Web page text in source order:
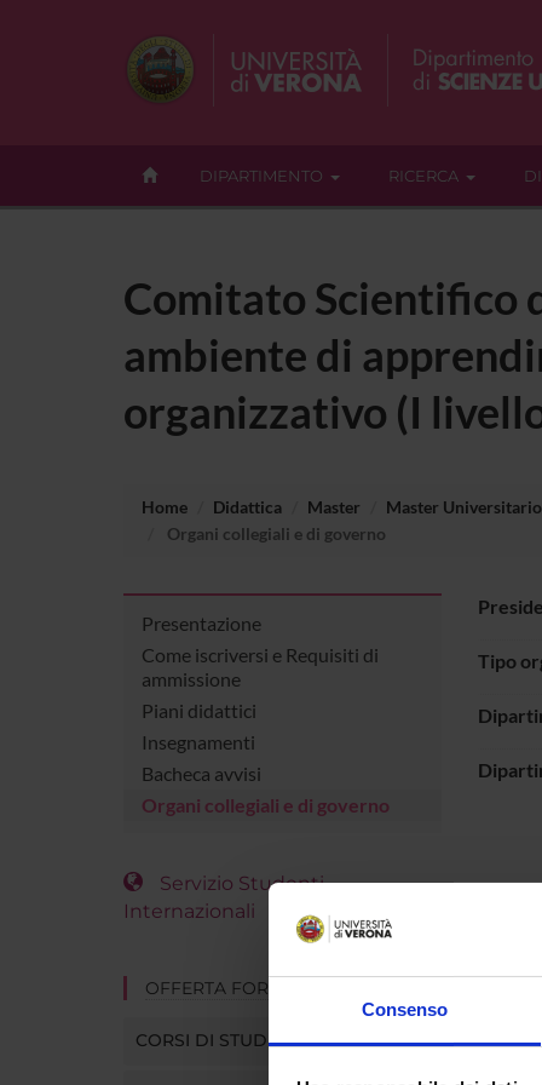
Consenso
DIPARTIMENTO RICERCA
Comitato Scientifico
ambiente di
organizzativo (I
Home Didattica Master
Master
Organi collegiali e di governo
Presentazione
Come iscriversi e Requisiti di
ammissione
Piani didattici
Insegnamenti
Bacheca avvisi
Organi collegiali e di governo
Servizio Studenti
Internazionali
OFFERTA FORMATIVA
CORSI DI STUDIO
Tipo